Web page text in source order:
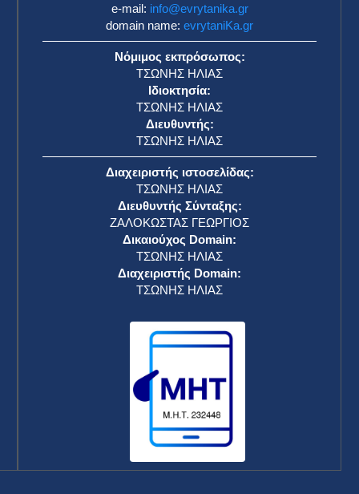
e-mail: info@evrytanika.gr
domain name: evrytaniKa.gr
Νόμιμος εκπρόσωπος:
ΤΣΩΝΗΣ ΗΛΙΑΣ
Ιδιοκτησία:
ΤΣΩΝΗΣ ΗΛΙΑΣ
Διευθυντής:
ΤΣΩΝΗΣ ΗΛΙΑΣ
Διαχειριστής ιστοσελίδας:
ΤΣΩΝΗΣ ΗΛΙΑΣ
Διευθυντής Σύνταξης:
ΖΑΛΟΚΩΣΤΑΣ ΓΕΩΡΓΙΟΣ
Δικαιούχος Domain:
ΤΣΩΝΗΣ ΗΛΙΑΣ
Διαχειριστής Domain:
ΤΣΩΝΗΣ ΗΛΙΑΣ